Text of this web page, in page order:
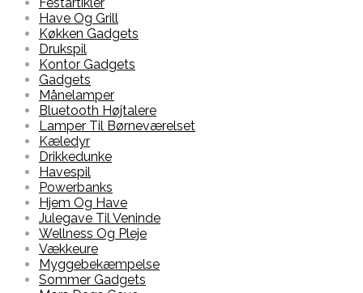
Have Og Grill
Køkken Gadgets
Drukspil
Kontor Gadgets
Gadgets
Månelamper
Bluetooth Højtalere
Lamper Til Børneværelset
Kæledyr
Drikkedunke
Havespil
Powerbanks
Hjem Og Have
Julegave Til Veninde
Wellness Og Pleje
Vækkeure
Myggebekæmpelse
Sommer Gadgets